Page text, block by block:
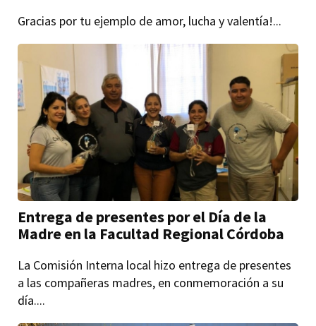
Gracias por tu ejemplo de amor, lucha y valentía!...
Entrega de presentes por el Día de la
Madre en la Facultad Regional Córdoba
La Comisión Interna local hizo entrega de presentes
a las compañeras madres, en conmemoración a su
día....